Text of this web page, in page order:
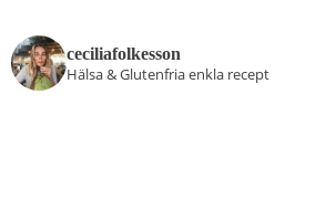
ceciliafolkesson
Hälsa & Glutenfria enkla recept